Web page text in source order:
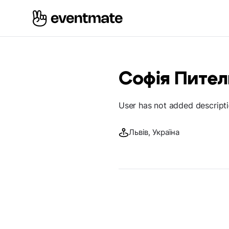
Софія
User has not added
Львів, Україна